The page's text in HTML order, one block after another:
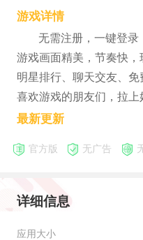
游戏详情
无需注册，一键登录
游戏画面精美，节奏快，
明星排行、聊天交友、免
喜欢游戏的朋友们，拉
最新更新
官方版 无广告
详细信息
应用大小